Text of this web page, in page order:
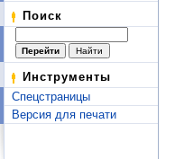
Поиск
Инструменты
Спецстраницы
Версия для печати